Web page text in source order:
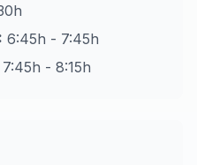
6:45h - 7:45h
7:45h - 8:15h